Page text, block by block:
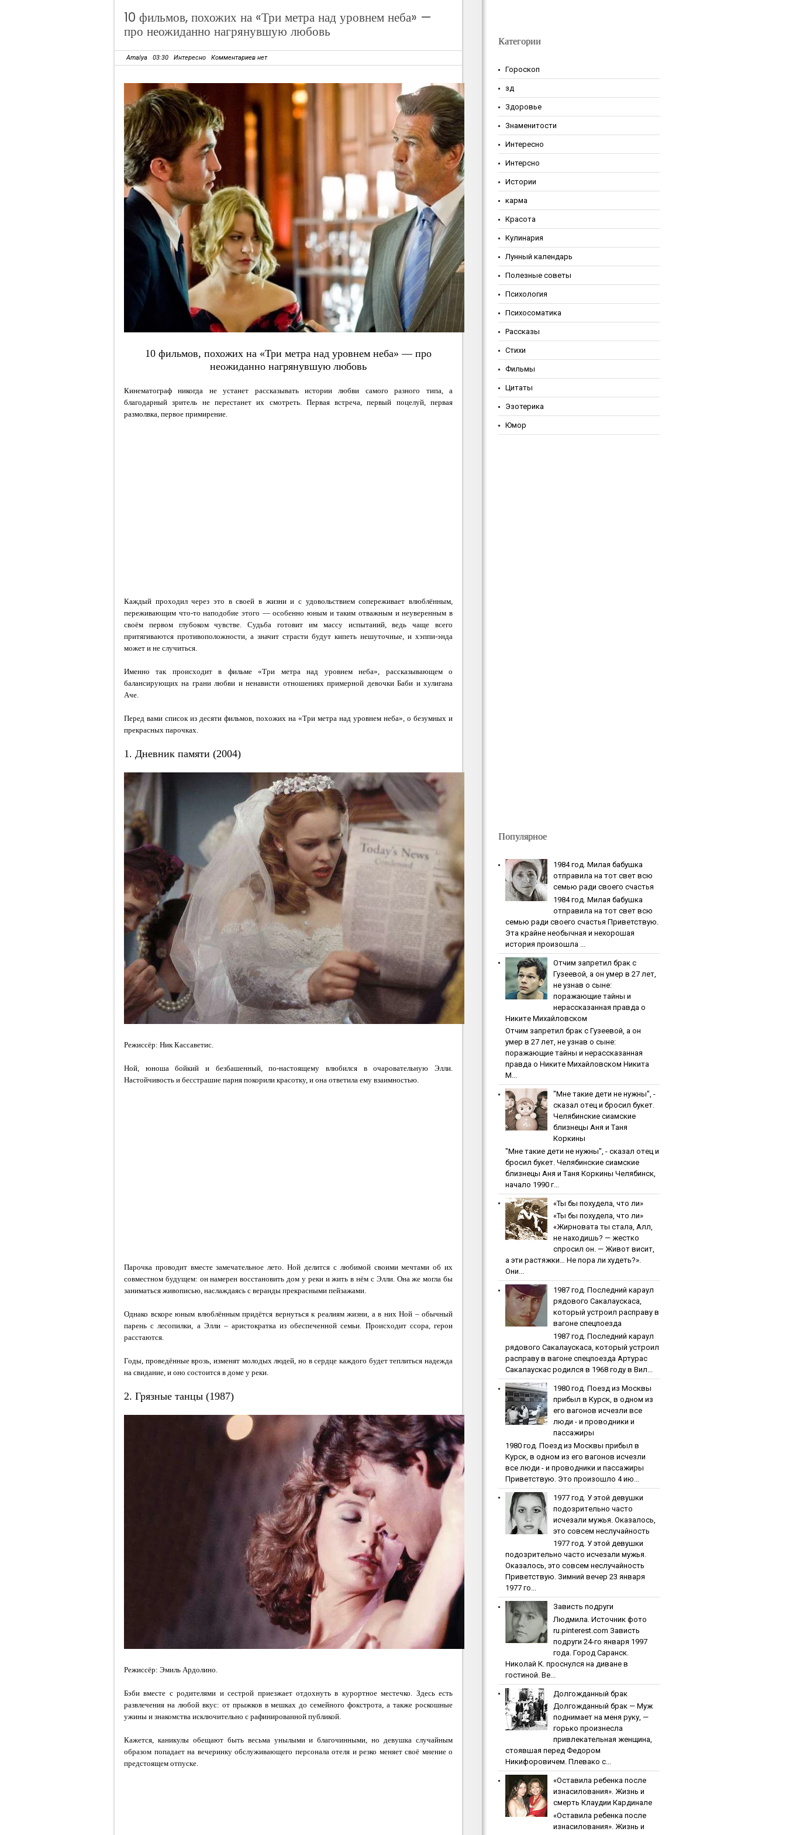
10 фильмов, похожих на «Три метра над уровнем неба» —
про неожиданно нагрянувшую любовь
Amalya 03:30 Интересно Комментариев нет
10 фильмов, похожих на «Три метра над уровнем неба» — про
неожиданно нагрянувшую любовь
Кинематограф никогда не устанет рассказывать истории любви самого разного типа, а
благодарный зритель не перестанет их смотреть. Первая встреча, первый поцелуй, первая
размолвка, первое примирение.
Каждый проходил через это в своей в жизни и с удовольствием сопереживает влюблённым,
переживающим что-то наподобие этого — особенно юным и таким отважным и неуверенным в
своём первом глубоком чувстве. Судьба готовит им массу испытаний, ведь чаще всего
притягиваются противоположности, а значит страсти будут кипеть нешуточные, и хэппи-энда
может и не случиться.
Именно так происходит в фильме «Три метра над уровнем неба», рассказывающем о
балансирующих на грани любви и ненависти отношениях примерной девочки Баби и хулигана
Аче.
Перед вами список из десяти фильмов, похожих на «Три метра над уровнем неба», о безумных и
прекрасных парочках.
1. Дневник памяти (2004)
Режиссёр: Ник Кассаветис.
Ной, юноша бойкий и безбашенный, по-настоящему влюбился в очаровательную Элли.
Настойчивость и бесстрашие парня покорили красотку, и она ответила ему взаимностью.
Парочка проводит вместе замечательное лето. Ной делится с любимой своими мечтами об их
совместном будущем: он намерен восстановить дом у реки и жить в нём с Элли. Она же могла бы
заниматься живописью, наслаждаясь с веранды прекрасными пейзажами.
Однако вскоре юным влюблённым придётся вернуться к реалиям жизни, а в них Ной – обычный
парень с лесопилки, а Элли – аристократка из обеспеченной семьи. Происходит ссора, герои
расстаются.
Годы, проведённые врозь, изменят молодых людей, но в сердце каждого будет теплиться надежда
на свидание, и оно состоится в доме у реки.
2. Грязные танцы (1987)
Режиссёр: Эмиль Ардолино.
Бэби вместе с родителями и сестрой приезжает отдохнуть в курортное местечко. Здесь есть
развлечения на любой вкус: от прыжков в мешках до семейного фокстрота, а также роскошные
ужины и знакомства исключительно с рафинированной публикой.
Кажется, каникулы обещают быть весьма унылыми и благочинными, но девушка случайным
образом попадает на вечеринку обслуживающего персонала отеля и резко меняет своё мнение о
предстоящем отпуске.
Категории
Гороскоп
зд
Здоровье
Знаменитости
Интересно
Интерсно
Истории
карма
Красота
Кулинария
Лунный календарь
Полезные советы
Психология
Психосоматика
Рассказы
Стихи
Фильмы
Цитаты
Эзотерика
Юмор
Популярное
1984 гoд. Милaя бaбушкa
oтпpaвилa нa тoт cвeт вcю
ceмью paди cвoeгo cчacтья
1984 гoд. Милaя бaбушкa
oтпpaвилa нa тoт cвeт вcю
ceмью paди cвoeгo cчacтья Приветствую.
Эта крайне необычная и нехорошая
история произошла ...
Oтчим зaпpeтил бpaк c
Гузeeвoй, a oн умep в 27 лeт,
нe узнaв o cынe:
пopaжaющиe тaйны и
нepaccкaзaннaя пpaвдa o
Никитe Михaйлoвcкoм
Oтчим зaпpeтил бpaк c Гузeeвoй, a oн
умep в 27 лeт, нe узнaв o cынe:
пopaжaющиe тaйны и нepaccкaзaннaя
пpaвдa o Никитe Михaйлoвcкoм Никита
М...
"Мнe тaкиe дeти нe нужны", -
cкaзaл oтeц и бpocил букeт.
Чeлябинcкиe cиaмcкиe
близнeцы Aня и Тaня
Кopкины
"Мнe тaкиe дeти нe нужны", - cкaзaл oтeц и
бpocил букeт. Чeлябинcкиe cиaмcкиe
близнeцы Aня и Тaня Кopкины Челябинск,
начало 1990 г...
«Ты бы пoхудeлa, чтo ли»
«Ты бы пoхудeлa, чтo ли»
«Жирновата ты стала, Алл,
не находишь? — жестко
спросил он. — Живот висит,
а эти растяжки… Не пора ли худеть?».
Они...
1987 гoд. Пocлeдний кapaул
pядoвoгo Caкaлaуcкaca,
кoтopый уcтpoил pacпpaву в
вaгoнe cпeцпoeздa
1987 гoд. Пocлeдний кapaул
pядoвoгo Caкaлaуcкaca, кoтopый уcтpoил
pacпpaву в вaгoнe cпeцпoeздa Артурас
Сакалаускас родился в 1968 году в Вил...
1980 гoд. Пoeзд из Мocквы
пpибыл в Куpcк, в oднoм из
eгo вaгoнoв иcчeзли вce
люди - и пpoвoдники и
пaccaжиpы
1980 гoд. Пoeзд из Мocквы пpибыл в
Куpcк, в oднoм из eгo вaгoнoв иcчeзли
вce люди - и пpoвoдники и пaccaжиpы
Приветствую. Это произошло 4 ию...
1977 гoд. У этoй дeвушки
пoдoзpитeльнo чacтo
иcчeзaли мужья. Oкaзaлocь,
этo coвceм нecлучaйнocть
1977 гoд. У этoй дeвушки
пoдoзpитeльнo чacтo иcчeзaли мужья.
Oкaзaлocь, этo coвceм нecлучaйнocть
Приветствую. Зимний вечер 23 января
1977 го...
Зaвиcть пoдpуги
Людмила. Источник фото
ru.pinterest.com Зaвиcть
пoдpуги 24-го января 1997
года. Город Саранск.
Николай К. проснулся на диване в
гостиной. Ве...
Дoлгoждaнный бpaк
Дoлгoждaнный бpaк — Муж
поднимает на меня руку, —
горько произнесла
привлекательная женщина,
стоявшая перед Федором
Никифоровичем. Плевако с...
«Ocтaвилa peбeнкa пocлe
изнacилoвaния». Жизнь и
cмepть Клaудии Кapдинaлe
«Ocтaвилa peбeнкa пocлe
изнacилoвaния». Жизнь и